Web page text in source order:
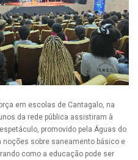
em escolas de Cantagalo, na
da rede pública assistiram à
promovido pela Águas do
noções sobre saneamento básico e
como a educação pode ser